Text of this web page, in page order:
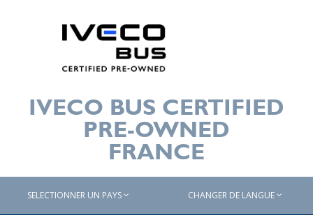
IVECO BUS CERTIFIED
PRE-OWNED
FRANCE
SELECTIONNER UN PAYS CHANGER DE LANGUE